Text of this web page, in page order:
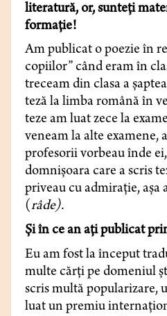
literatură, or, sunteţi
formaţie!
Am publicat o poezie în
copiilor” când eram în
treceam din clasa a
teză la limba română în
teze am luat zece la
veneam la alte examene,
profesorii vorbeau înde
domnişoara care a scris
priveau cu admiraţie, aşa
(râde).
Şi în ce an aţi publicat
Eu am fost la început
multe cărţi pe domeniul
scris multă popularizare,
luat un premiu